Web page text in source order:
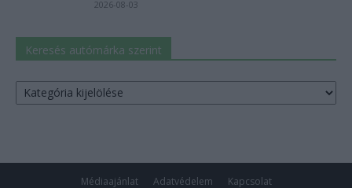
2026-08-03
Keresés autómárka szerint
Keresés
autómárka
Médiaajánlat Adatvédelem Kapcsolat